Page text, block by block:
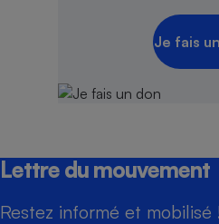
Je fais
Lettre du mouvement
Restez informé et mobilisé